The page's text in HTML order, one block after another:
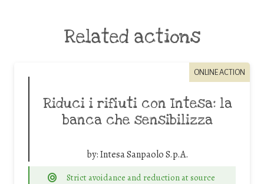
Related actions
ONLINE ACTION
Riduci i rifiuti con Intesa: la
banca che sensibilizza
by:Intesa Sanpaolo S.p.A.
Strict avoidance and reduction at source